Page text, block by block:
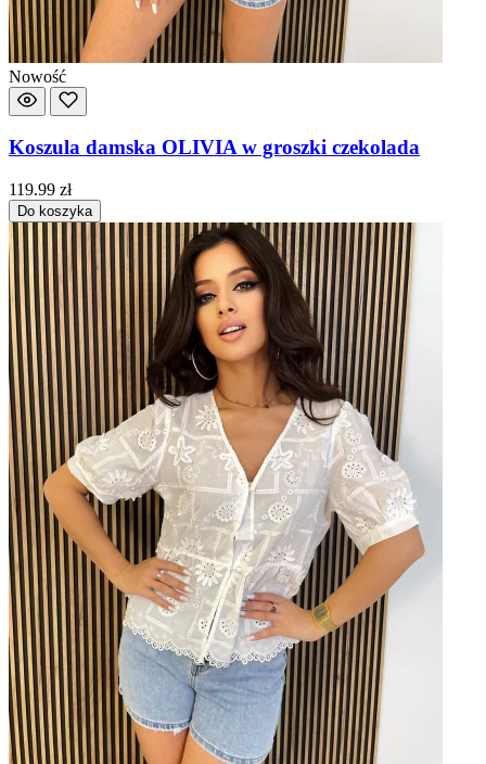
Nowość
Koszula damska OLIVIA w groszki czekolada
119.99 zł
Do koszyka